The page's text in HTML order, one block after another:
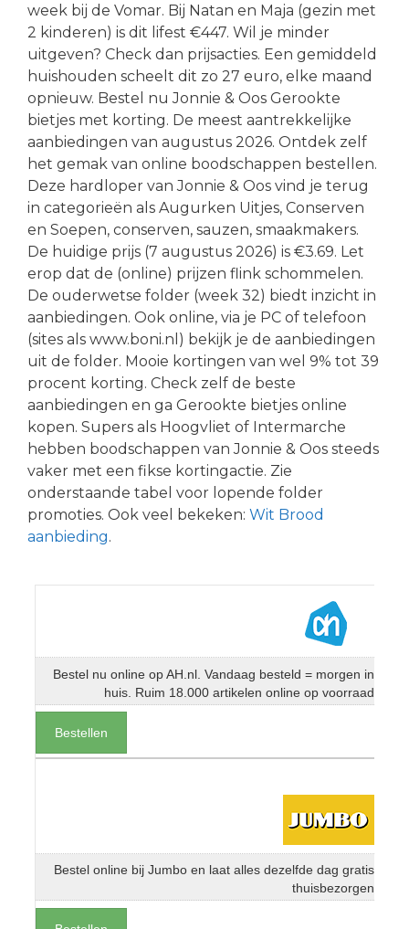
week bij de Vomar. Bij Natan en Maja (gezin met
2 kinderen) is dit lifest €447. Wil je minder
uitgeven? Check dan prijsacties. Een gemiddeld
huishouden scheelt dit zo 27 euro, elke maand
opnieuw. Bestel nu Jonnie & Oos Gerookte
bietjes met korting. De meest aantrekkelijke
aanbiedingen van augustus 2026. Ontdek zelf
het gemak van online boodschappen bestellen.
Deze hardloper van Jonnie & Oos vind je terug
in categorieën als Augurken Uitjes, Conserven
en Soepen, conserven, sauzen, smaakmakers.
De huidige prijs (7 augustus 2026) is €3.69. Let
erop dat de (online) prijzen flink schommelen.
De ouderwetse folder (week 32) biedt inzicht in
aanbiedingen. Ook online, via je PC of telefoon
(sites als www.boni.nl) bekijk je de aanbiedingen
uit de folder. Mooie kortingen van wel 9% tot 39
procent korting. Check zelf de beste
aanbiedingen en ga Gerookte bietjes online
kopen. Supers als Hoogvliet of Intermarche
hebben boodschappen van Jonnie & Oos steeds
vaker met een fikse kortingactie. Zie
onderstaande tabel voor lopende folder
promoties. Ook veel bekeken: Wit Brood
aanbieding.
Bestel nu online op AH.nl. Vandaag besteld = morgen in
huis. Ruim 18.000 artikelen online op voorraad
Bestellen
Bestel online bij Jumbo en laat alles dezelfde dag gratis
thuisbezorgen